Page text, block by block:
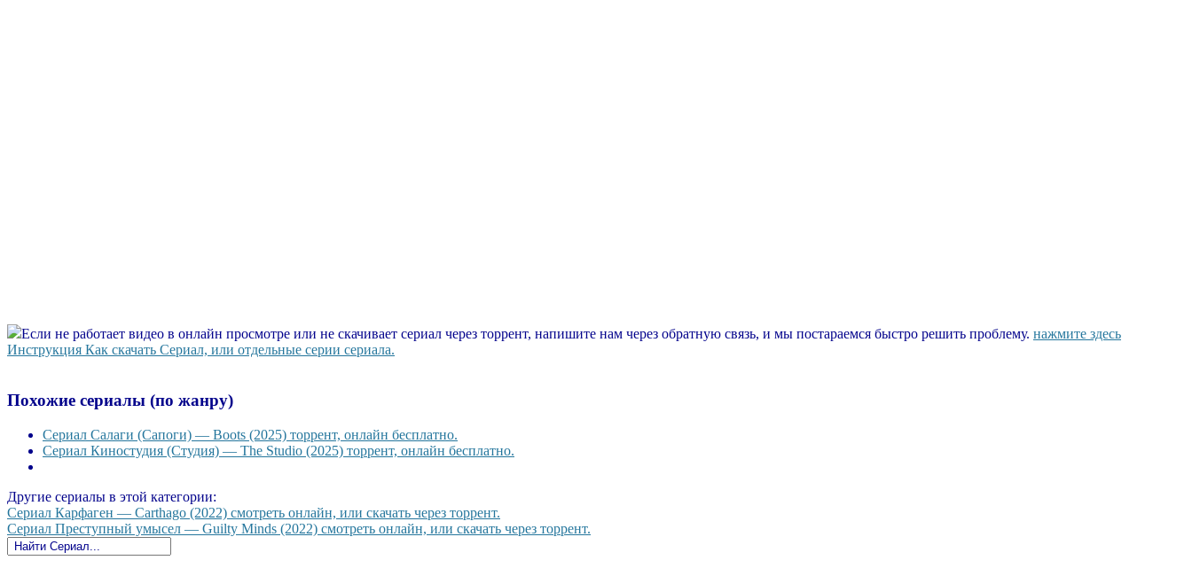
Если не работает видео в онлайн просмотре или не скачивает сериал через торрент, напишите нам через обратную связь, и мы постараемся быстро решить проблему. нажмите здесь
Инструкция Как скачать Сериал, или отдельные серии сериала.
Похожие сериалы (по жанру)
Сериал Салаги (Сапоги) — Boots (2025) торрент, онлайн бесплатно.
Сериал Киностудия (Студия) — The Studio (2025) торрент, онлайн бесплатно.
Другие сериалы в этой категории:
Сериал Карфаген — Carthago (2022) смотреть онлайн, или скачать через торрент.
Сериал Преступный умысел — Guilty Minds (2022) смотреть онлайн, или скачать через торрент.